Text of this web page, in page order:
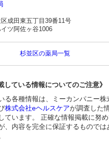
成田東五丁目39番11号
ツ阿佐ヶ谷1006
杉並区の薬局一覧
している情報についてのご注意》
る各種情報は、ミーカンパニー株
株式会社eヘルスケアが調査した
ています。 正確な情報掲載に努
、内容を完全に保証するものでは